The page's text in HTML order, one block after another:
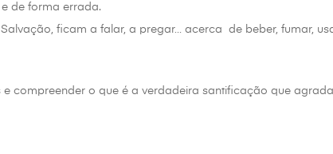
e de forma errada.
ficam a falar, a pregar… acerca de beber, fumar,
compreender o que é a verdadeira santificação que